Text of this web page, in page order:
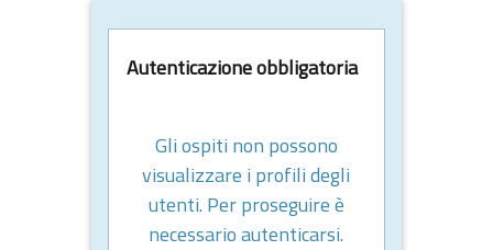
Autenticazione obbligatoria
Gli ospiti non possono
visualizzare i profili degli
utenti. Per proseguire è
necessario autenticarsi.